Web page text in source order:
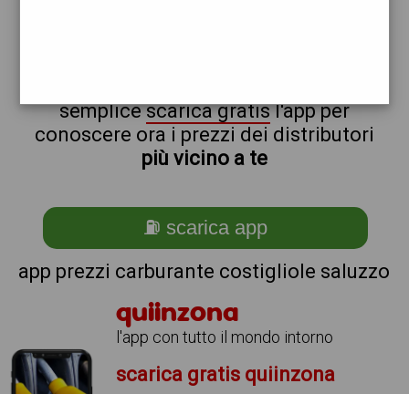
semplicescarica gratisl'app per
conoscere ora i prezzi dei distributori
più vicino a te
⛽ scarica app
app prezzi carburante costigliole saluzzo
quiinzona
l'app con tutto il mondo intorno
scarica gratis quiinzona